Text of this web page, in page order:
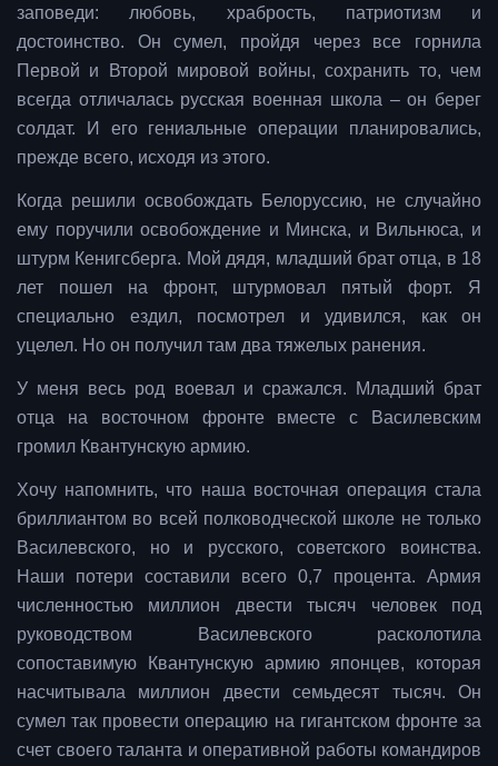
заповеди: любовь, храбрость, патриотизм и
достоинство. Он сумел, пройдя через все горнила
Первой и Второй мировой войны, сохранить то, чем
всегда отличалась русская военная школа – он берег
солдат. И его гениальные операции планировались,
прежде всего, исходя из этого.
Когда решили освобождать Белоруссию, не случайно
ему поручили освобождение и Минска, и Вильнюса, и
штурм Кенигсберга. Мой дядя, младший брат отца, в 18
лет пошел на фронт, штурмовал пятый форт. Я
специально ездил, посмотрел и удивился, как он
уцелел. Но он получил там два тяжелых ранения.
У меня весь род воевал и сражался. Младший брат
отца на восточном фронте вместе с Василевским
громил Квантунскую армию.
Хочу напомнить, что наша восточная операция стала
бриллиантом во всей полководческой школе не только
Василевского, но и русского, советского воинства.
Наши потери составили всего 0,7 процента. Армия
численностью миллион двести тысяч человек под
руководством Василевского расколотила
сопоставимую Квантунскую армию японцев, которая
насчитывала миллион двести семьдесят тысяч. Он
сумел так провести операцию на гигантском фронте за
счет своего таланта и оперативной работы командиров